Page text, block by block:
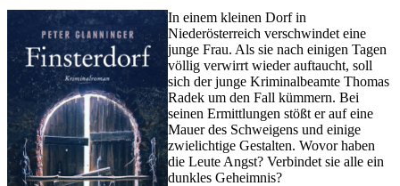
In einem kleinen Dorf in
Niederösterreich verschwindet eine
junge Frau. Als sie nach einigen Tagen
völlig verwirrt wieder auftaucht, soll
sich der junge Kriminalbeamte Thomas
Radek um den Fall kümmern. Bei
seinen Ermittlungen stößt er auf eine
Mauer des Schweigens und einige
zwielichtige Gestalten. Wovor haben
die Leute Angst? Verbindet sie alle ein
dunkles Geheimnis?